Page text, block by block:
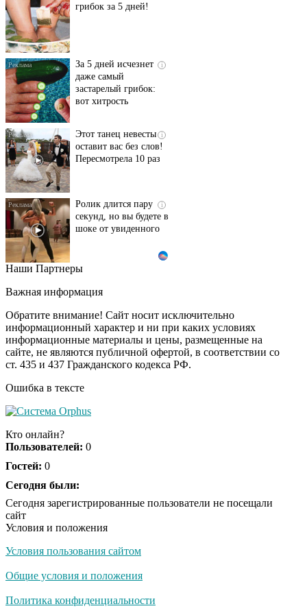
грибок за 5 дней!
i
За 5 дней исчезнет
даже самый
застарелый грибок:
вот хитрость
i
Этот танец невесты
оставит вас без слов!
Пересмотрела 10 раз
i
Ролик длится пару
секунд, но вы будете в
шоке от увиденного
Ролик из Омска: вы
i
Ржу не переставая, это
видео пересмотришь
не раз
Скрытая камера на
их не видят...
Ролик длится
смеяться вы будете
Королева вагона
оставит равнодушным
Наши Партнеры
Важная информация
Обратите внимание! Сайт носит исключительно
информационный характер и ни при каких условиях
информационные материалы и цены, размещенные на
сайте, не являются публичной офертой, в соответствии со
ст. 435 и 437 Гражданского кодекса РФ.
Ошибка в тексте
Кто онлайн?
Пользователей: 0
Гостей: 0
Сегодня были:
Сегодня зарегистрированные пользователи не посещали
сайт
Условия и положения
Условия пользования сайтом
Общие условия и положения
Политика конфиденциальности